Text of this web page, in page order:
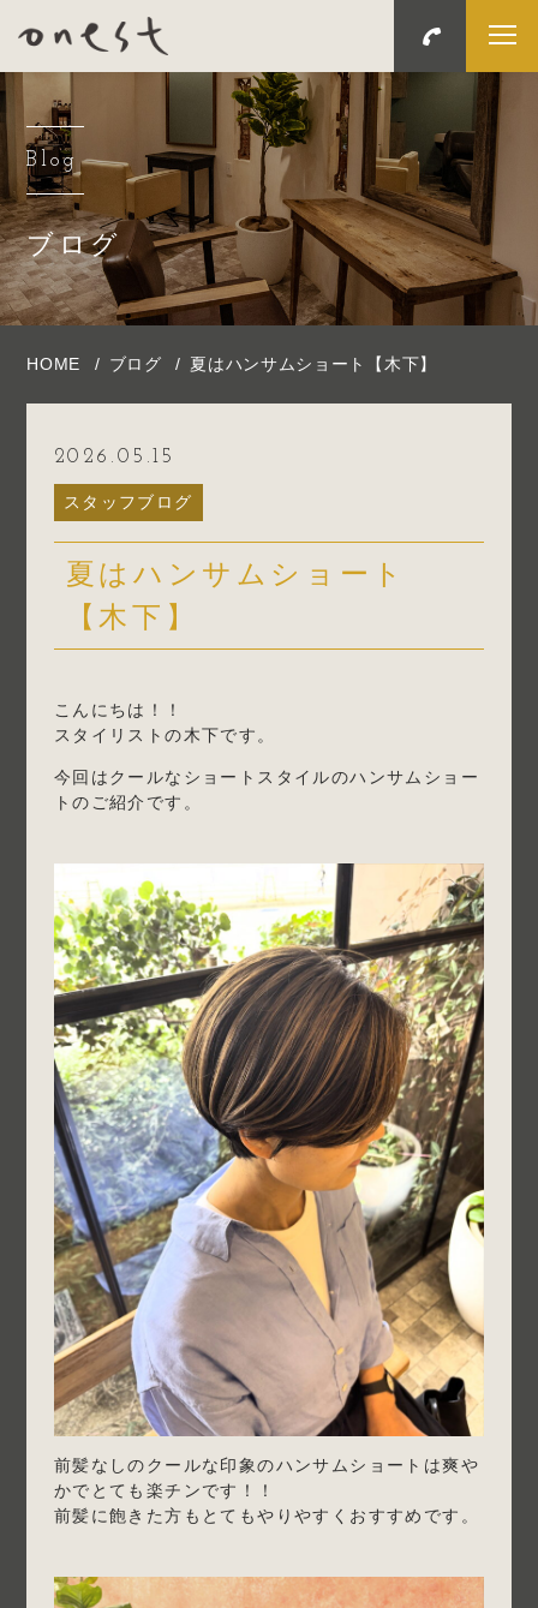
Blog
ブログ
HOME ブログ 夏はハンサムショート【木下】
2026.05.15
スタッフブログ
夏はハンサムショート
【木下】
こんにちは！！
スタイリストの木下です。
今回はクールなショートスタイルのハンサムショー
トのご紹介です。
前髪なしのクールな印象のハンサムショートは爽や
かでとても楽チンです！！
前髪に飽きた方もとてもやりやすくおすすめです。